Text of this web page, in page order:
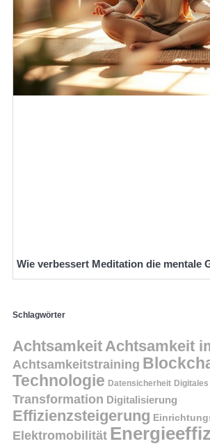
Wie verbessert Meditation die mentale
Schlagwörter
AchtsamkeitAchtsamkeit
Achtsamkeitstraining
Technologie Datensicherheit
Transformation Digitalisierung
Effizienzsteigerung
Elektromobilität